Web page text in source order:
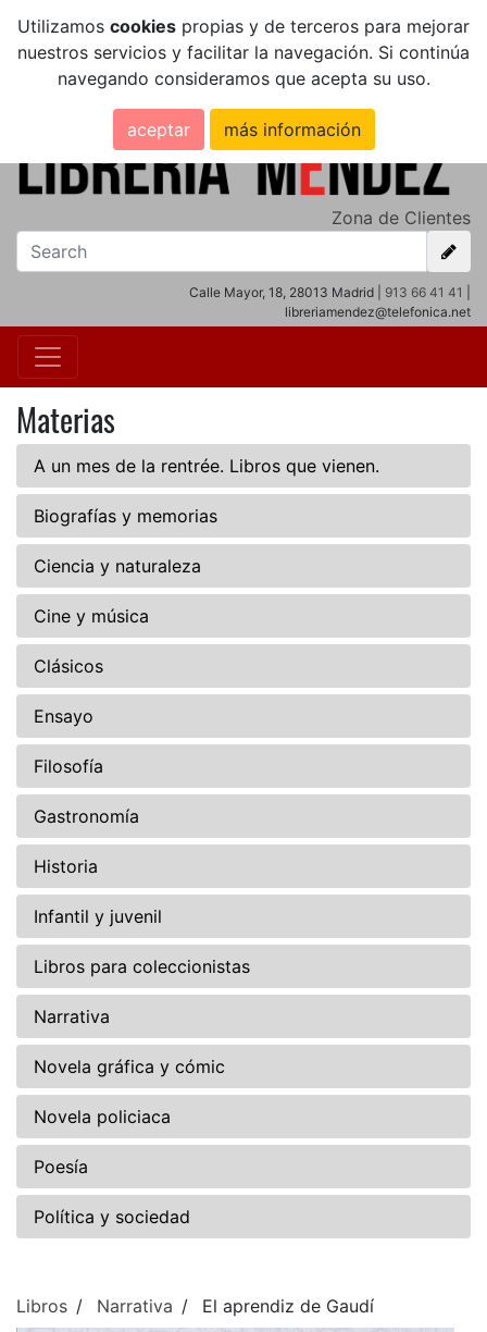
Utilizamos cookies propias y de terceros para mejorar
nuestros servicios y facilitar la navegación. Si continúa
navegando consideramos que acepta su uso.
aceptar más información
Zona de Clientes
Calle Mayor, 18, 28013 Madrid | 913 66 41 41
libreriamendez@telefonica.net
Materias
A un mes de la rentrée. Libros que vienen.
Biografías y memorias
Ciencia y naturaleza
Cine y música
Clásicos
Ensayo
Filosofía
Gastronomía
Historia
Infantil y juvenil
Libros para coleccionistas
Narrativa
Novela gráfica y cómic
Novela policiaca
Poesía
Política y sociedad
Libros Narrativa El aprendiz de Gaudí